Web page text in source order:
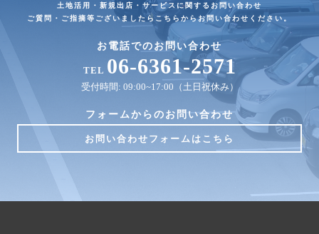
土地活用・新規出店・サービスに関するお問い合わせ
ご質問・ご指摘等ございましたらこちらからお問い合わせください。
お電話でのお問い合わせ
TEL 06-6361-2571
受付時間: 09:00~17:00（土日祝休み）
フォームからのお問い合わせ
お問い合わせフォームはこちら